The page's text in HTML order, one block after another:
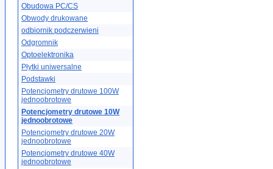
Obudowa PC/CS
Obwody drukowane
odbiornik podczerwieni
Odgromnik
Optoelektronika
Płytki uniwersalne
Podstawki
Potencjometry drutowe 100W
jednoobrotowe
Potencjometry drutowe 10W
jednoobrotowe
Potencjometry drutowe 20W
jednoobrotowe
Potencjometry drutowe 40W
jednoobrotowe